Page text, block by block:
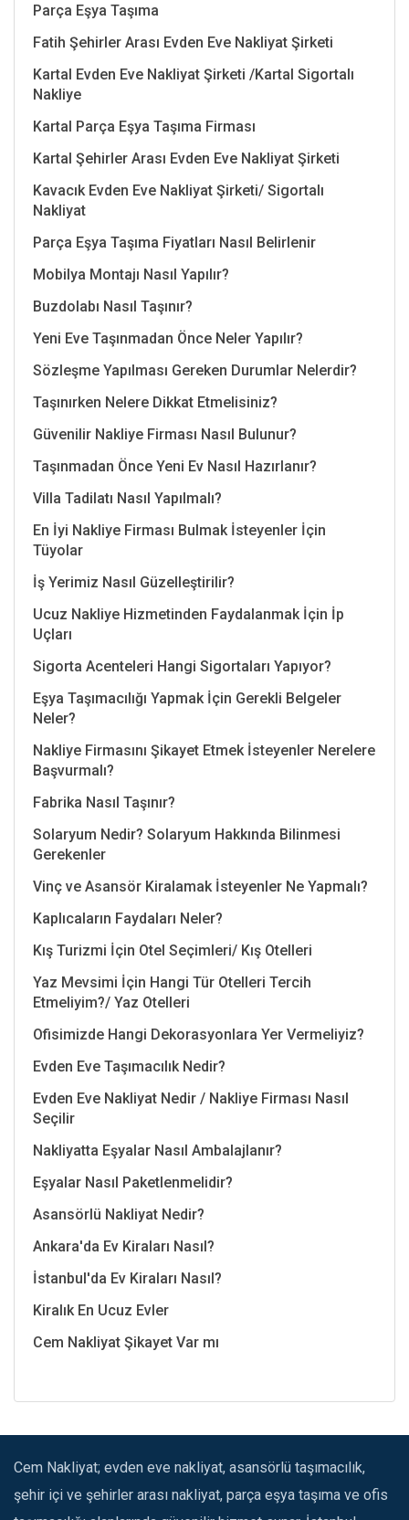
Parça Eşya Taşıma
Fatih Şehirler Arası Evden Eve Nakliyat Şirketi
Kartal Evden Eve Nakliyat Şirketi /Kartal Sigortalı
Nakliye
Kartal Parça Eşya Taşıma Firması
Kartal Şehirler Arası Evden Eve Nakliyat Şirketi
Kavacık Evden Eve Nakliyat Şirketi/ Sigortalı
Nakliyat
Parça Eşya Taşıma Fiyatları Nasıl Belirlenir
Mobilya Montajı Nasıl Yapılır?
Buzdolabı Nasıl Taşınır?
Yeni Eve Taşınmadan Önce Neler Yapılır?
Sözleşme Yapılması Gereken Durumlar Nelerdir?
Taşınırken Nelere Dikkat Etmelisiniz?
Güvenilir Nakliye Firması Nasıl Bulunur?
Taşınmadan Önce Yeni Ev Nasıl Hazırlanır?
Villa Tadilatı Nasıl Yapılmalı?
En İyi Nakliye Firması Bulmak İsteyenler İçin
Tüyolar
İş Yerimiz Nasıl Güzelleştirilir?
Ucuz Nakliye Hizmetinden Faydalanmak İçin İp
Uçları
Sigorta Acenteleri Hangi Sigortaları Yapıyor?
Eşya Taşımacılığı Yapmak İçin Gerekli Belgeler
Neler?
Nakliye Firmasını Şikayet Etmek İsteyenler Nerelere
Başvurmalı?
Fabrika Nasıl Taşınır?
Solaryum Nedir? Solaryum Hakkında Bilinmesi
Gerekenler
Vinç ve Asansör Kiralamak İsteyenler Ne Yapmalı?
Kaplıcaların Faydaları Neler?
Kış Turizmi İçin Otel Seçimleri/ Kış Otelleri
Yaz Mevsimi İçin Hangi Tür Otelleri Tercih
Etmeliyim?/ Yaz Otelleri
Ofisimizde Hangi Dekorasyonlara Yer Vermeliyiz?
Evden Eve Taşımacılık Nedir?
Evden Eve Nakliyat Nedir / Nakliye Firması Nasıl
Seçilir
Nakliyatta Eşyalar Nasıl Ambalajlanır?
Eşyalar Nasıl Paketlenmelidir?
Asansörlü Nakliyat Nedir?
Ankara'da Ev Kiraları Nasıl?
İstanbul'da Ev Kiraları Nasıl?
Kiralık En Ucuz Evler
Cem Nakliyat Şikayet Var mı
Cem Nakliyat; evden eve nakliyat, asansörlü taşımacılık,
şehir içi ve şehirler arası nakliyat, parça eşya taşıma ve ofis